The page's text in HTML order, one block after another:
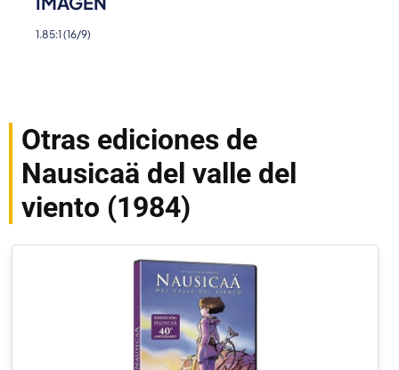
1.85:1 (16/9)
Otras ediciones de
Nausicaä del valle del
viento (1984)